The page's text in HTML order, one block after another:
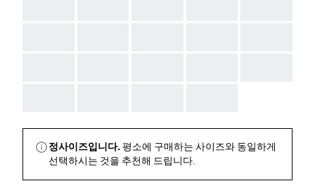
정사이즈입니다. 평소에 구매하는 사이즈와 동일하게
선택하시는 것을 추천해 드립니다.